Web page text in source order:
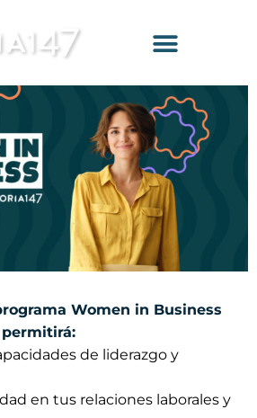
Women in Business
permitirá:
de liderazgo y
en tus relaciones laborales y